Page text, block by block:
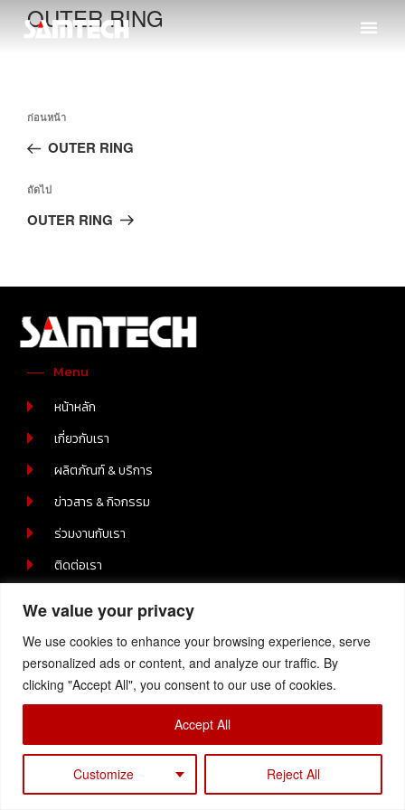
We value your privacy
We use cookies to enhance your browsing experience, serve
personalized ads or content, and analyze our traffic. By
clicking "Accept All", you consent to our use of cookies.
Customize Reject All
Accept All
OUTER RING
ก่อนหน้า
OUTER RING
ถัดไป
OUTER RING
Menu
หน้าหลัก
เกี่ยวกับเรา
ผลิตภัณฑ์ & บริการ
ข่าวสาร & กิจกรรม
ร่วมงานกับเรา
ติดต่อเรา
Contact Us
219/2 หมู่ 6 ต.บ่อวิน อ.ศรีราชา ชลบุรี 20230
+66-(0) 38-110512-4
Copyright © 2023 Samtech, All Rights Reserved